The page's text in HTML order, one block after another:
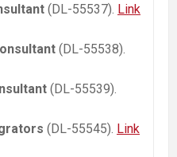
(DL-55537). Link
(DL-55538).
(DL-55539).
(DL-55545). Link